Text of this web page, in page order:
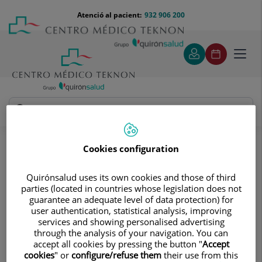
contingut
Menú
teléfono
cabecera
932 906 200
Atenció al pacient:
Clínica del Tennis Teknon
Coneix els nostres equips
El nostre equip multidisciplinari de
professionals de la medicina de
l'esport no només està enfocat al
tennis, sinó que gràcies a la seva
extensa trajectòria i especialització
Cookies configuration
Quirónsalud uses its own cookies and those of third
parties (located in countries whose legislation does not
guarantee an adequate level of data protection) for
user authentication, statistical analysis, improving
services and showing personalised advertising
through the analysis of your navigation. You can
accept all cookies by pressing the button "Accept
cookies" or configure/refuse them their use from this